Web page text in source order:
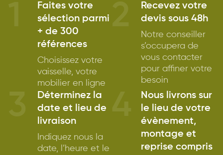
Faites votre
sélection parmi
+ de 300
références
Choisissez votre
vaisselle, votre
mobilier en ligne
Recevez votre
devis sous 48h
Notre conseiller
s’occupera de
vous contacter
pour affiner votre
besoin
Déterminez la
date et lieu de
livraison
Indiquez nous la
date, l’heure et le
Nous livrons sur
le lieu de votre
évènement,
montage et
reprise compris